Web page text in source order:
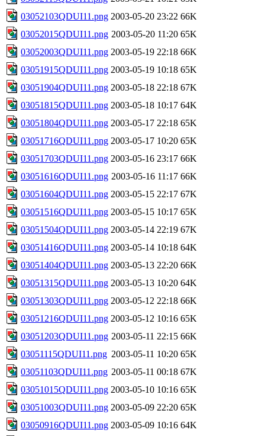
03052103QDUI11.png 2003-05-20 23:22 66K
03052015QDUI11.png 2003-05-20 11:20 65K
03052003QDUI11.png 2003-05-19 22:18 66K
03051915QDUI11.png 2003-05-19 10:18 65K
03051904QDUI11.png 2003-05-18 22:18 67K
03051815QDUI11.png 2003-05-18 10:17 64K
03051804QDUI11.png 2003-05-17 22:18 65K
03051716QDUI11.png 2003-05-17 10:20 65K
03051703QDUI11.png 2003-05-16 23:17 66K
03051616QDUI11.png 2003-05-16 11:17 66K
03051604QDUI11.png 2003-05-15 22:17 67K
03051516QDUI11.png 2003-05-15 10:17 65K
03051504QDUI11.png 2003-05-14 22:19 67K
03051416QDUI11.png 2003-05-14 10:18 64K
03051404QDUI11.png 2003-05-13 22:20 66K
03051315QDUI11.png 2003-05-13 10:20 64K
03051303QDUI11.png 2003-05-12 22:18 66K
03051216QDUI11.png 2003-05-12 10:16 65K
03051203QDUI11.png 2003-05-11 22:15 66K
03051115QDUI11.png 2003-05-11 10:20 65K
03051103QDUI11.png 2003-05-11 00:18 67K
03051015QDUI11.png 2003-05-10 10:16 65K
03051003QDUI11.png 2003-05-09 22:20 65K
03050916QDUI11.png 2003-05-09 10:16 64K